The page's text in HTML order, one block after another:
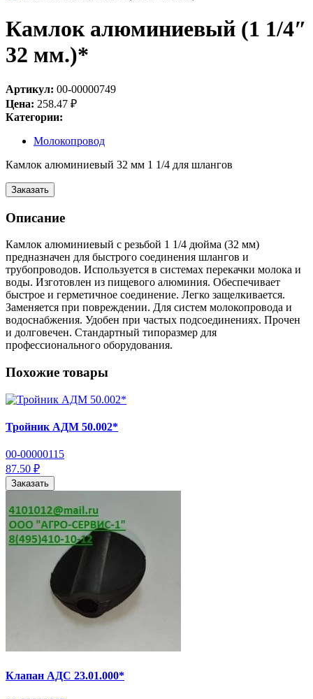
Камлок алюминиевый (1 1/4″
32 мм.)*
Артикул: 00-00000749
Цена: 258.47 ₽
Категории:
Молокопровод
Камлок алюминиевый 32 мм 1 1/4 для шлангов
Заказать
Описание
Камлок алюминиевый с резьбой 1 1/4 дюйма (32 мм)
предназначен для быстрого соединения шлангов и
трубопроводов. Используется в системах перекачки молока и
воды. Изготовлен из пищевого алюминия. Обеспечивает
быстрое и герметичное соединение. Легко защелкивается.
Заменяется при повреждении. Для систем молокопровода и
водоснабжения. Удобен при частых подсоединениях. Прочен
и долговечен. Стандартный типоразмер для
профессионального оборудования.
Похожие товары
Тройник АДМ 50.002*
00-00000115
87.50 ₽
Заказать
Клапан АДС 23.01.000*